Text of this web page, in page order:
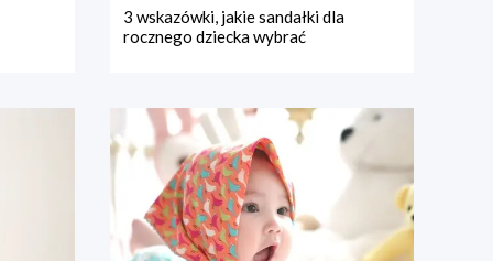
3 wskazówki, jakie sandałki dla
rocznego dziecka wybrać